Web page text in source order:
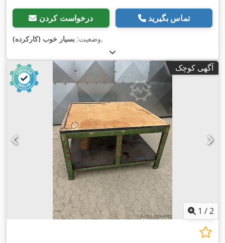
درخواست کردن تماس بگیرید
وضعیت: بسیار خوب (کارکرده) ,
آگهی کوچک
1 /2